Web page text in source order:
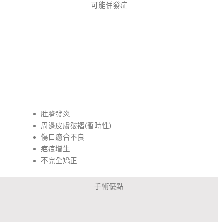
可能併發症
肚臍發炎
周邊皮膚皺褶(暫時性)
傷口癒合不良
疤痕增生
不完全矯正
手術優點